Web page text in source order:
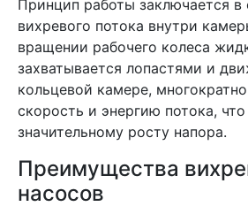
Принцип работы заключается в
вихревого потока внутри
вращении рабочего колеса
захватывается лопастями и
кольцевой камере,
скорость и энергию потока,
значительному росту напора.
Преимущества
насосов